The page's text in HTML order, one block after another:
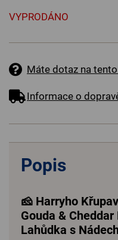
VYPRODÁNO
Máte dotaz na
Informace o
Popis
🧀 Harryho
Gouda &
Lahůdka s